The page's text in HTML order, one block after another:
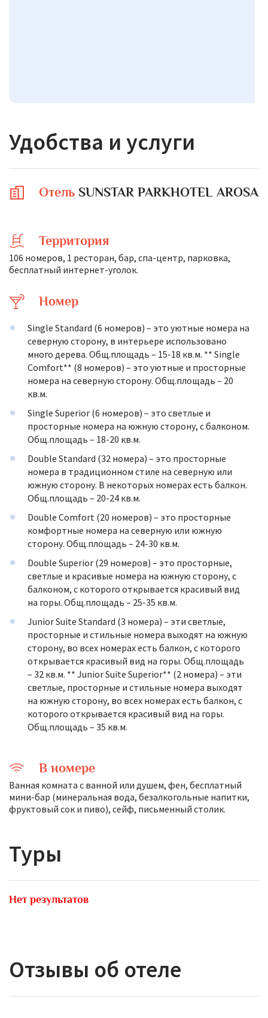
Удобства и услуги
Отель SUNSTAR PARKHOTEL AROSA
Территория
106 номеров, 1 ресторан, бар, спа-центр, парковка,
бесплатный интернет-уголок.
Номер
Single Standard (6 номеров) – это уютные номера на
северную сторону, в интерьере использовано
много дерева. Общ.площадь – 15-18 кв.м. ** Single
Comfort** (8 номеров) – это уютные и просторные
номера на северную сторону. Общ.площадь – 20
кв.м.
Single Superior (6 номеров) – это светлые и
просторные номера на южную сторону, с балконом.
Общ.площадь – 18-20 кв.м.
Double Standard (32 номера) – это просторные
номера в традиционном стиле на северную или
южную сторону. В некоторых номерах есть балкон.
Общ.площадь – 20-24 кв.м.
Double Comfort (20 номеров) – это просторные
комфортные номера на северную или южную
сторону. Общ.площадь – 24-30 кв.м.
Double Superior (29 номеров) – это просторные,
светлые и красивые номера на южную сторону, с
балконом, с которого открывается красивый вид
на горы. Общ.площадь – 25-35 кв.м.
Junior Suite Standard (3 номера) – эти светлые,
просторные и стильные номера выходят на южную
сторону, во всех номерах есть балкон, с которого
открывается красивый вид на горы. Общ.площадь
– 32 кв.м. ** Junior Suite Superior** (2 номера) – эти
светлые, просторные и стильные номера выходят
на южную сторону, во всех номерах есть балкон, с
которого открывается красивый вид на горы.
Общ.площадь – 35 кв.м.
В номере
Ванная комната с ванной или душем, фен, бесплатный
мини-бар (минеральная вода, безалкогольные напитки,
фруктовый сок и пиво), сейф, письменный столик.
Туры
Нет результатов
Отзывы об отеле